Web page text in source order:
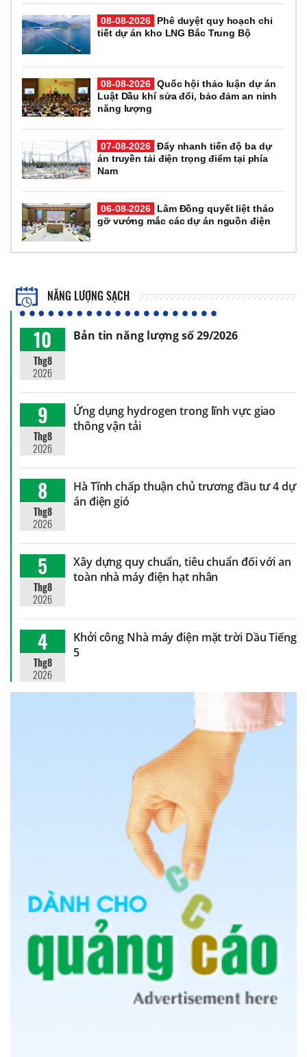
08-08-2026
Phê duyệt quy hoạch chi
tiết dự án kho LNG Bắc Trung Bộ
08-08-2026 Quốc hội thảo luận dự án
Luật Dầu khí sửa đổi, bảo đảm an ninh
năng lượng
07-08-2026 Đẩy nhanh tiến độ ba dự
án truyền tải điện trọng điểm tại phía
Nam
06-08-2026
Lâm Đồng quyết liệt tháo
gỡ vướng mắc các dự án nguồn điện
NĂNG LƯỢNG SẠCH
10
Thg8
2026
Bản tin năng lượng số 29/2026
9
Thg8
2026
Ứng dụng hydrogen trong lĩnh vực giao
thông vận tải
8
Thg8
2026
Hà Tĩnh chấp thuận chủ trương đầu tư 4 dự
án điện gió
5
Thg8
2026
Xây dựng quy chuẩn, tiêu chuẩn đối với an
toàn nhà máy điện hạt nhân
4
Thg8
2026
Khởi công Nhà máy điện mặt trời Dầu Tiếng
5